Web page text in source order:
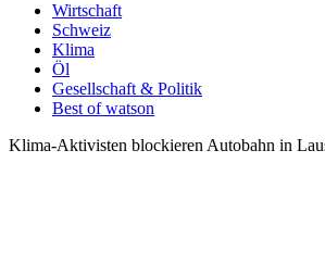
Wirtschaft
Schweiz
Klima
Öl
Gesellschaft & Politik
Best of watson
Klima-Aktivisten blockieren Autobahn in